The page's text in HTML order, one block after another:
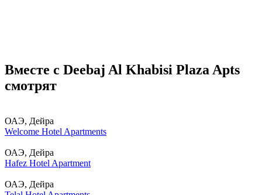
Вместе с Deebaj Al Khabisi Plaza Apts
смотрят
ОАЭ, Дейра
Welcome Hotel Apartments
ОАЭ, Дейра
Hafez Hotel Apartment
ОАЭ, Дейра